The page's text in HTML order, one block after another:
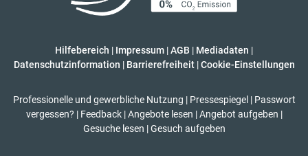
Hilfebereich | Impressum |AGB | Mediadaten |
Datenschutzinformation | Barrierefreiheit | Cookie-Einstellungen
Professionelle und gewerbliche Nutzung | Pressespiegel | Passwort
vergessen? | Feedback | Angebote lesen | Angebot aufgeben |
Gesuche lesen | Gesuch aufgeben